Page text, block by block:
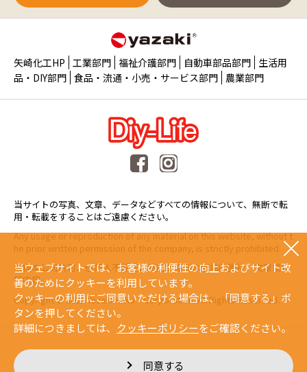
矢崎化工HP 工業部門 福祉介護部門 自動車部品部門 生活用
品・DIY部門 食品・流通・小売・サービス部門 農業部門
当サイトの写真、文章、データなどすべての情報について、無断で転
用・転載をすることはご遠慮ください。
Any usage or reproduction of any material on this website, without t
he prior written permission of the company, is strictly prohibited.
未經本公司許可、任何人不得擅自使用或複製本網站的圖片、文章或任
何内容。
Copyright © 2015 Yazaki Kako Corporation. All Rights Reserved.
当ウェブサイトでは、お客様の利便性の向上およびサイト改
善のためにクッキーを利用しています。
クッキーの利用にご同意いただける場合は、「同意する」ボ
タンを押してください。
詳細につきましては、 クッキーポリシーをご確認ください。
同意する